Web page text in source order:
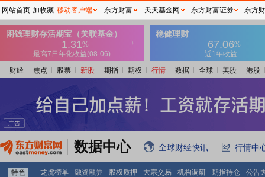
财经 焦点 股票 新股 期指 期权 行情 数据 全球 美股 港股
数据中心 全球财经快讯 行情中
特色 龙虎榜单 融资融券 股权质押 大宗交易 机构调研 期指持仓
公告
网站首页 加收藏 移动客户端 东方财富 天天基金网 东方财富证券 东方